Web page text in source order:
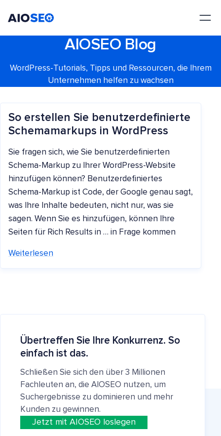
AIOSEO Blog
WordPress-Tutorials, Tipps und Ressourcen, die Ihrem
Unternehmen helfen zu wachsen
So erstellen Sie benutzerdefinierte
Schemamarkups in WordPress
Sie fragen sich, wie Sie benutzerdefinierten
Schema-Markup zu Ihrer WordPress-Website
hinzufügen können? Benutzerdefiniertes
Schema-Markup ist Code, der Google genau sagt,
was Ihre Inhalte bedeuten, nicht nur, was sie
sagen. Wenn Sie es hinzufügen, können Ihre
Seiten für Rich Results in … in Frage kommen
Weiterlesen
Übertreffen Sie Ihre Konkurrenz. So
einfach ist das.
Schließen Sie sich den über 3 Millionen
Fachleuten an, die AIOSEO nutzen, um
Suchergebnisse zu dominieren und mehr
Kunden zu gewinnen.
Jetzt mit AIOSEO loslegen